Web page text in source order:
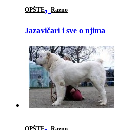
OPŠTE, Razno
Jazavičari i sve o njima
,